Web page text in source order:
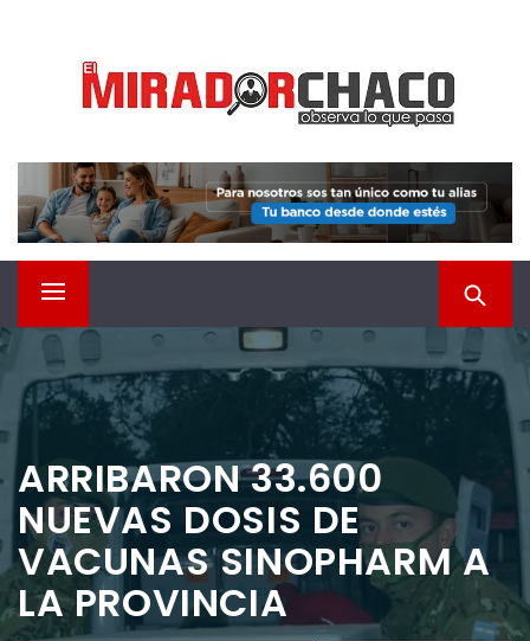
contenido
EL MIRADOR CHACO
Observá lo que pasa
Menú
principal
ARRIBARON 33.600
NUEVAS DOSIS DE
VACUNAS SINOPHARM A
LA PROVINCIA